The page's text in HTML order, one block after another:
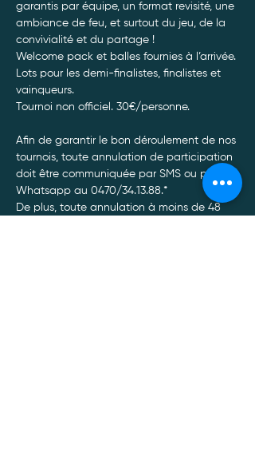
garantis par équipe, un format revisité, une
ambiance de feu, et surtout du jeu, de la
convivialité et du partage !
Welcome pack et balles fournies à l’arrivée.
Lots pour les demi-finalistes, finalistes et
vainqueurs.
Tournoi non officiel. 30€/personne.
Afin de garantir le bon déroulement de nos
tournois, toute annulation de participation
doit être communiquée par SMS ou par
Whatsapp au 0470/34.13.88.*
De plus, toute annulation à moins de 48